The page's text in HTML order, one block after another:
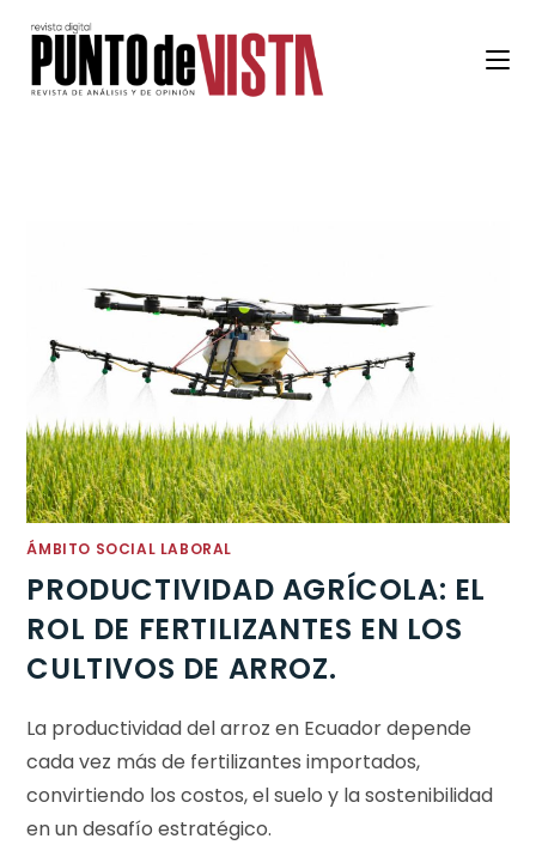
ÁMBITO SOCIAL LABORAL
PRODUCTIVIDAD AGRÍCOLA: EL
ROL DE FERTILIZANTES EN LOS
CULTIVOS DE ARROZ.
La productividad del arroz en Ecuador depende
cada vez más de fertilizantes importados,
convirtiendo los costos, el suelo y la sostenibilidad
en un desafío estratégico.